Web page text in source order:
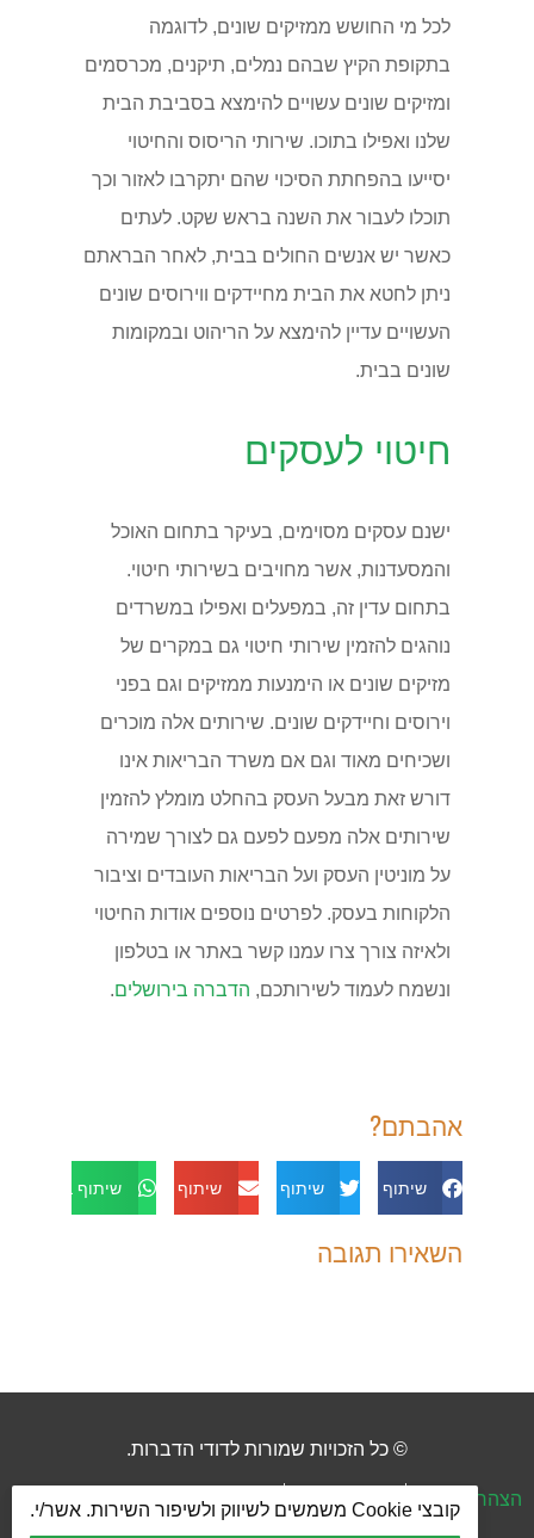
לכל מי החושש ממזיקים שונים, לדוגמה
בתקופת הקיץ שבהם נמלים, תיקנים, מכרסמים
ומזיקים שונים עשויים להימצא בסביבת הבית
שלנו ואפילו בתוכו. שירותי הריסוס והחיטוי
יסייעו בהפחתת הסיכוי שהם יתקרבו לאזור וכך
תוכלו לעבור את השנה בראש שקט. לעתים
כאשר יש אנשים החולים בבית, לאחר הבראתם
ניתן לחטא את הבית מחיידקים ווירוסים שונים
העשויים עדיין להימצא על הריהוט ובמקומות
שונים בבית.
חיטוי לעסקים
ישנם עסקים מסוימים, בעיקר בתחום האוכל
והמסעדנות, אשר מחויבים בשירותי חיטוי.
בתחום עדין זה, במפעלים ואפילו במשרדים
נוהגים להזמין שירותי חיטוי גם במקרים של
מזיקים שונים או הימנעות ממזיקים וגם בפני
וירוסים וחיידקים שונים. שירותים אלה מוכרים
ושכיחים מאוד וגם אם משרד הבריאות אינו
דורש זאת מבעל העסק בהחלט מומלץ להזמין
שירותים אלה מפעם לפעם גם לצורך שמירה
על מוניטין העסק ועל הבריאות העובדים וציבור
הלקוחות בעסק. לפרטים נוספים אודות החיטוי
ולאיזה צורך צרו עמנו קשר באתר או בטלפון
ונשמח לעמוד לשירותכם, הדברה בירושלים.
אהבתם?
שיתוף בפייסבוקשיתוף בטוויטרשיתוף באימיילשיתוף בוואטסאפ
השאירו תגובה
© כל הזכויות שמורות לדודי הדברות.
הצהרת נגישות מדיניות פרטיות ביטול הסכמה Cookies
קובצי Cookie משמשים לשיווק ולשיפור השירות. אשר/י.